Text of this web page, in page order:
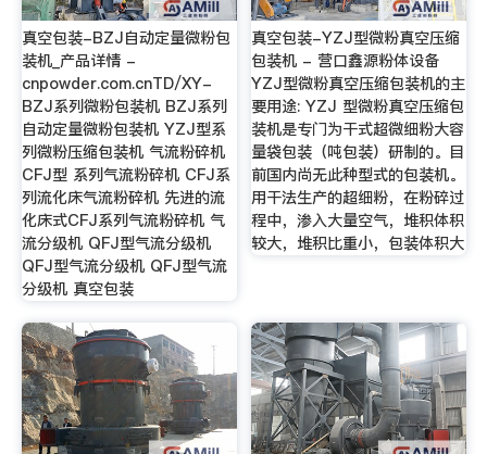
真空包装-BZJ自动定量微粉包
装机_产品详情 -
cnpowder.com.cnTD/XY-
BZJ系列微粉包装机 BZJ系列
自动定量微粉包装机 YZJ型系
列微粉压缩包装机 气流粉碎机
CFJ型 系列气流粉碎机 CFJ系
列流化床气流粉碎机 先进的流
化床式CFJ系列气流粉碎机 气
流分级机 QFJ型气流分级机
QFJ型气流分级机 QFJ型气流
分级机 真空包装
真空包装-YZJ型微粉真空压缩
包装机 - 营口鑫源粉体设备
YZJ型微粉真空压缩包装机的主
要用途: YZJ 型微粉真空压缩包
装机是专门为干式超微细粉大容
量袋包装（吨包装）研制的。目
前国内尚无此种型式的包装机。
用干法生产的超细粉，在粉碎过
程中，渗入大量空气，堆积体积
较大，堆积比重小，包装体积大